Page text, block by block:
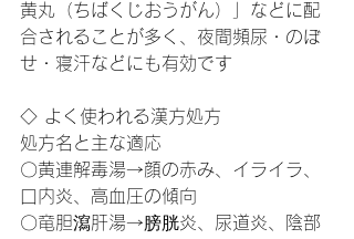
黄丸（ちばくじおうがん）」などに配
合されることが多く、夜間頻尿・のぼ
せ・寝汗などにも有効です
◇ よく使われる漢方処方
処方名と主な適応
〇黄連解毒湯→顔の赤み、イライラ、
口内炎、高血圧の傾向
〇竜胆瀉肝湯→膀胱炎、尿道炎、陰部